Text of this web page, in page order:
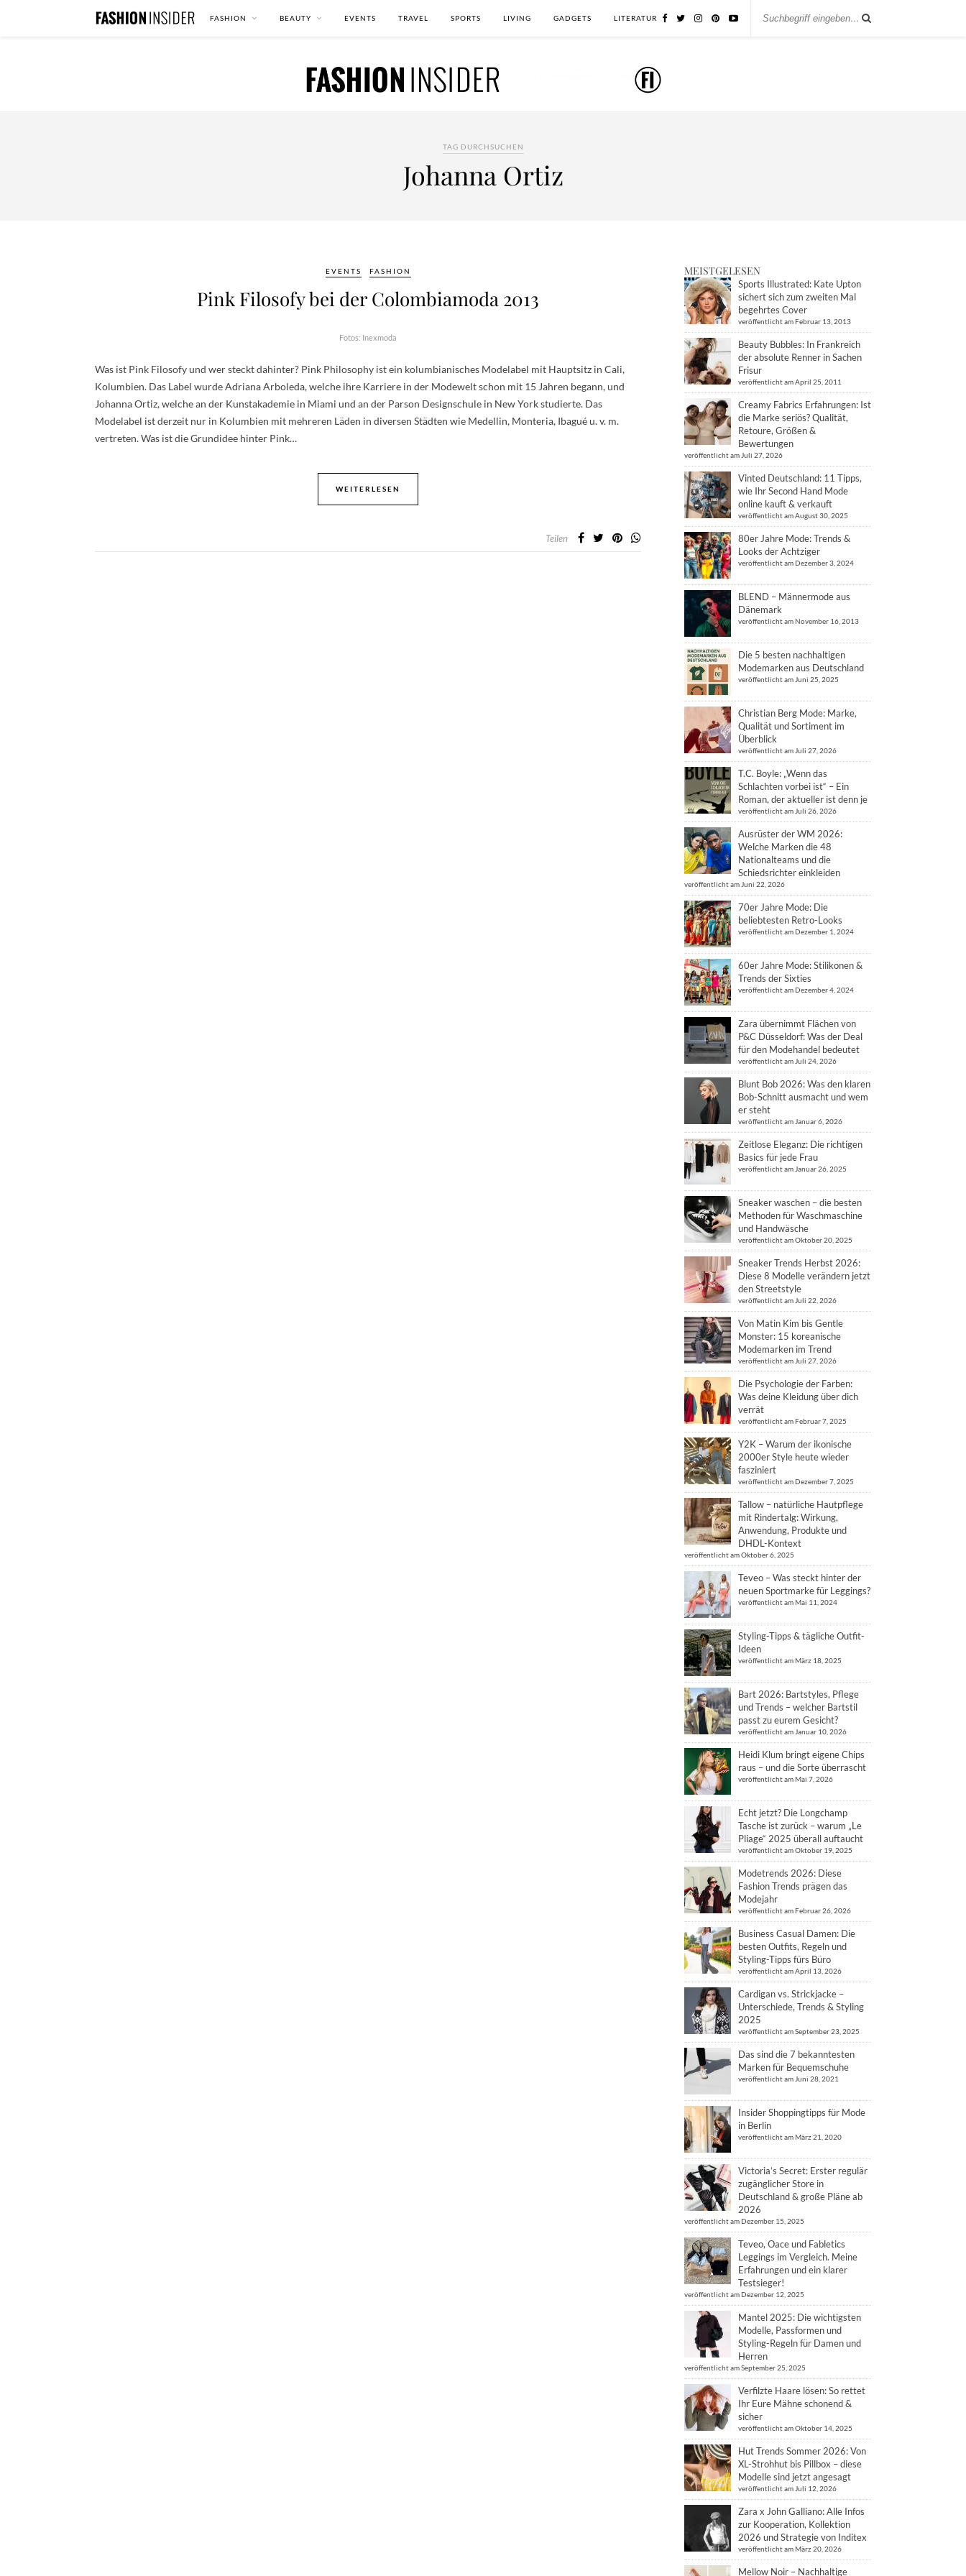
FASHION BEAUTY EVENTS TRAVEL SPORTS LIVING GADGETS LITERATUR
TAG DURCHSUCHEN
Johanna Ortiz
EVENTS FASHION
Pink Filosofy bei der Colombiamoda 2013
Fotos: Inexmoda
Was ist Pink Filosofy und wer steckt dahinter? Pink Philosophy ist ein kolumbianisches Modelabel mit Hauptsitz in Cali,
Kolumbien. Das Label wurde Adriana Arboleda, welche ihre Karriere in der Modewelt schon mit 15 Jahren begann, und
Johanna Ortiz, welche an der Kunstakademie in Miami und an der Parson Designschule in New York studierte. Das
Modelabel ist derzeit nur in Kolumbien mit mehreren Läden in diversen Städten wie Medellin, Monteria, Ibagué u. v. m.
vertreten. Was ist die Grundidee hinter Pink…
WEITERLESEN
Teilen
MEISTGELESEN
Sports Illustrated: Kate Upton
sichert sich zum zweiten Mal
begehrtes Cover
veröffentlicht am Februar 13, 2013
Beauty Bubbles: In Frankreich
der absolute Renner in Sachen
Frisur
veröffentlicht am April 25, 2011
Creamy Fabrics Erfahrungen: Ist
die Marke seriös? Qualität,
Retoure, Größen &
Bewertungen
veröffentlicht am Juli 27, 2026
Vinted Deutschland: 11 Tipps,
wie Ihr Second Hand Mode
online kauft & verkauft
veröffentlicht am August 30, 2025
80er Jahre Mode: Trends &
Looks der Achtziger
veröffentlicht am Dezember 3, 2024
BLEND – Männermode aus
Dänemark
veröffentlicht am November 16, 2013
Die 5 besten nachhaltigen
Modemarken aus Deutschland
veröffentlicht am Juni 25, 2025
Christian Berg Mode: Marke,
Qualität und Sortiment im
Überblick
veröffentlicht am Juli 27, 2026
T.C. Boyle: „Wenn das
Schlachten vorbei ist“ – Ein
Roman, der aktueller ist denn je
veröffentlicht am Juli 26, 2026
Ausrüster der WM 2026:
Welche Marken die 48
Nationalteams und die
Schiedsrichter einkleiden
veröffentlicht am Juni 22, 2026
70er Jahre Mode: Die
beliebtesten Retro-Looks
veröffentlicht am Dezember 1, 2024
60er Jahre Mode: Stilikonen &
Trends der Sixties
veröffentlicht am Dezember 4, 2024
Zara übernimmt Flächen von
P&C Düsseldorf: Was der Deal
für den Modehandel bedeutet
veröffentlicht am Juli 24, 2026
Blunt Bob 2026: Was den klaren
Bob-Schnitt ausmacht und wem
er steht
veröffentlicht am Januar 6, 2026
Zeitlose Eleganz: Die richtigen
Basics für jede Frau
veröffentlicht am Januar 26, 2025
Sneaker waschen – die besten
Methoden für Waschmaschine
und Handwäsche
veröffentlicht am Oktober 20, 2025
Sneaker Trends Herbst 2026:
Diese 8 Modelle verändern jetzt
den Streetstyle
veröffentlicht am Juli 22, 2026
Von Matin Kim bis Gentle
Monster: 15 koreanische
Modemarken im Trend
veröffentlicht am Juli 27, 2026
Die Psychologie der Farben:
Was deine Kleidung über dich
verrät
veröffentlicht am Februar 7, 2025
Y2K – Warum der ikonische
2000er Style heute wieder
fasziniert
veröffentlicht am Dezember 7, 2025
Tallow – natürliche Hautpflege
mit Rindertalg: Wirkung,
Anwendung, Produkte und
DHDL-Kontext
veröffentlicht am Oktober 6, 2025
Teveo – Was steckt hinter der
neuen Sportmarke für Leggings?
veröffentlicht am Mai 11, 2024
Styling-Tipps & tägliche Outfit-
Ideen
veröffentlicht am März 18, 2025
Bart 2026: Bartstyles, Pflege
und Trends – welcher Bartstil
passt zu eurem Gesicht?
veröffentlicht am Januar 10, 2026
Heidi Klum bringt eigene Chips
raus – und die Sorte überrascht
veröffentlicht am Mai 7, 2026
Echt jetzt? Die Longchamp
Tasche ist zurück – warum „Le
Pliage“ 2025 überall auftaucht
veröffentlicht am Oktober 19, 2025
Modetrends 2026: Diese
Fashion Trends prägen das
Modejahr
veröffentlicht am Februar 26, 2026
Business Casual Damen: Die
besten Outfits, Regeln und
Styling-Tipps fürs Büro
veröffentlicht am April 13, 2026
Cardigan vs. Strickjacke –
Unterschiede, Trends & Styling
2025
veröffentlicht am September 23, 2025
Das sind die 7 bekanntesten
Marken für Bequemschuhe
veröffentlicht am Juni 28, 2021
Insider Shoppingtipps für Mode
in Berlin
veröffentlicht am März 21, 2020
Victoria’s Secret: Erster regulär
zugänglicher Store in
Deutschland & große Pläne ab
2026
veröffentlicht am Dezember 15, 2025
Teveo, Oace und Fabletics
Leggings im Vergleich. Meine
Erfahrungen und ein klarer
Testsieger!
veröffentlicht am Dezember 12, 2025
Mantel 2025: Die wichtigsten
Modelle, Passformen und
Styling-Regeln für Damen und
Herren
veröffentlicht am September 25, 2025
Verfilzte Haare lösen: So rettet
Ihr Eure Mähne schonend &
sicher
veröffentlicht am Oktober 14, 2025
Hut Trends Sommer 2026: Von
XL-Strohhut bis Pillbox – diese
Modelle sind jetzt angesagt
veröffentlicht am Juli 12, 2026
Zara x John Galliano: Alle Infos
zur Kooperation, Kollektion
2026 und Strategie von Inditex
veröffentlicht am März 20, 2026
Mellow Noir – Nachhaltige